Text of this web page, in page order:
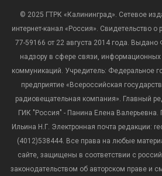
© 2025 ГТРК «Калининград». Сетевое
интернет-канал «Россия». Свидетельство
77-59166 от 22 августа 2014 года.
надзору в сфере связи,
коммуникаций. Учредитель: Федеральное
предприятие «Всероссийская
радиовещательная компания». Главный
ГИК "Россия" - Панина Елена Валерьевна.
Ильина Н.Г. Электронная почта редакции:
(4012)538444. Все права на любые
сайте, защищены в соответствии с
законодательством об авторском праве и